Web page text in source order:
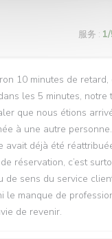
服务 : 1
10 minutes de
les 5 minutes,
que nous étions
à une autre
déjà été
réservation, c’est
sens du service
le manque de
de revenir.